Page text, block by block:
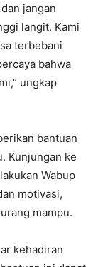
jangan
langit. Kami
terbebani
bahwa
ungkap
bantuan
Kunjungan ke
Wabup
motivasi,
mampu.
kehadiran